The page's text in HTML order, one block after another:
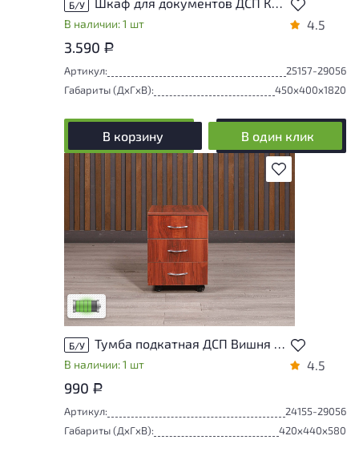
Б/У
В наличии: 1 шт 4.5
3.590 Р
Артикул:
25157-29056
Габариты (ДxГxВ):
450x400x1820
В корзину В один клик
В избранное
У товара присутствуют незначительные
следы эксплуатации, не влияющие на
удобство его использования
Низкая степень износа
Б/У Тумба подкатная ДСП Вишня Россия
В наличии: 1 шт 4.5
990 Р
Артикул:
24155-29056
Габариты (ДxГxВ):
420x440x580